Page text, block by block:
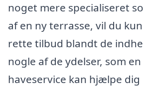
noget mere specialiseret
af en ny terrasse, vil du
rette tilbud blandt de
nogle af de ydelser, som
haveservice kan hjælpe dig